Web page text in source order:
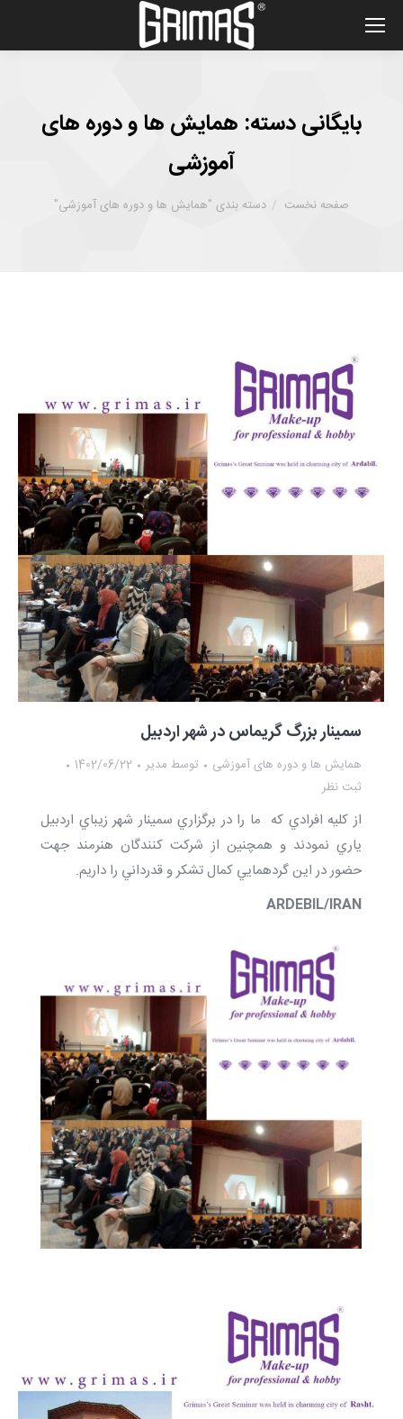
بایگانی دسته: همایش ها و دوره های
آموزشی
شما اینجا هستید :
صفحه نخست دسته بندی "همایش ها و دوره های آموزشی"
سمینار بزرگ گریماس در شهر اردبیل
همایش ها و دوره های آموزشی توسط مدیر
1402/06/22
ثبت نظر
از كليه افرادي كه ما را در برگزاري سمينار شهر زيباي اردبيل
ياري نمودند و همچنين از شركت كنندگان هنرمند جهت
حضور در اين گردهمايي كمال تشكر و قدرداني را داريم.
ARDEBIL/IRAN